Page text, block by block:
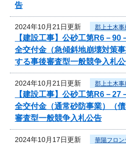
告
2024年10月21日更新 郡上土木事
【建設工事】公砂工第R6－
全交付金（急傾斜地崩壊対策
する事後審査型一般競争入札
2024年10月21日更新 郡上土木事
【建設工事】公砂工第R6－
全交付金（通常砂防事業）（
審査型一般競争入札公告
2024年10月17日更新 華陽フロ